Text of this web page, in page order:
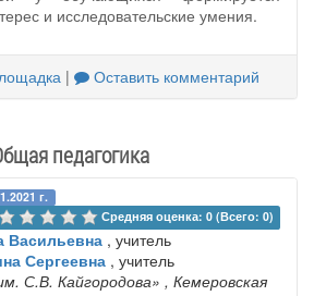
и исследовательские умения.
| Оставить комментарий
педагогика
г.
Средняя оценка: 0 (Всего: 0)
Васильевна , учитель
Сергеевна , учитель
С.В. Кайгородова» , Кемеровская